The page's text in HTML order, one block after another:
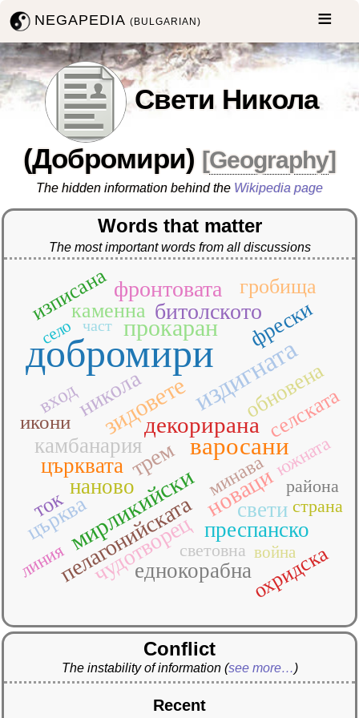
NEGAPEDIA(BULGARIAN)
Свети Никола
(Добромири) [Geography]
The hidden information behind the Wikipedia page
Words that matter
The most important words from all discussions
добромирииздигната
варосани
зидовете
мирликийски
прокаран
декорирана
новаци
битолското
никола
пелагонийската
трем
фронтовата
чудотворец
еднокорабна
камбанария
наново
обновена
преспанско
свети
фрески
църква
църквата
гробища
изписана
каменна
охридска
селската
ток
вход
икони
минава
линия
южната
района
световна
страна
война
село част
Conflict
The instability of information (see more…)
Recent